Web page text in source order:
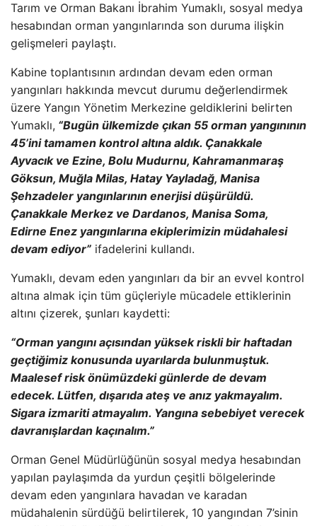
Tarım ve Orman Bakanı İbrahim Yumaklı, sosyal medya
hesabından orman yangınlarında son duruma ilişkin
gelişmeleri paylaştı.
Kabine toplantısının ardından devam eden orman
yangınları hakkında mevcut durumu değerlendirmek
üzere Yangın Yönetim Merkezine geldiklerini belirten
Yumaklı, “Bugün ülkemizde çıkan 55 orman yangınının
45’ini tamamen kontrol altına aldık. Çanakkale
Ayvacık ve Ezine, Bolu Mudurnu, Kahramanmaraş
Göksun, Muğla Milas, Hatay Yayladağ, Manisa
Şehzadeler yangınlarının enerjisi düşürüldü.
Çanakkale Merkez ve Dardanos, Manisa Soma,
Edirne Enez yangınlarına ekiplerimizin müdahalesi
devam ediyor” ifadelerini kullandı.
Yumaklı, devam eden yangınları da bir an evvel kontrol
altına almak için tüm güçleriyle mücadele ettiklerinin
altını çizerek, şunları kaydetti:
“Orman yangını açısından yüksek riskli bir haftadan
geçtiğimiz konusunda uyarılarda bulunmuştuk.
Maalesef riskönümüzdeki günlerde de devam
edecek. Lütfen, dışarıda ateş ve anız yakmayalım.
Sigara izmariti atmayalım. Yangına sebebiyet verecek
davranışlardan kaçınalım.”
Orman Genel Müdürlüğünün sosyal medya hesabından
yapılan paylaşımda da yurdun çeşitli bölgelerinde
devam eden yangınlara havadan ve karadan
müdahalenin sürdüğü belirtilerek, 10 yangından 7’sinin